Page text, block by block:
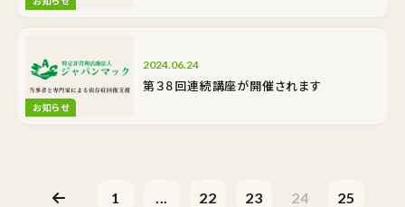
お知らせ
2024.06.24
第３８回連続講座が開催されます
1 ... 22 23 24 25